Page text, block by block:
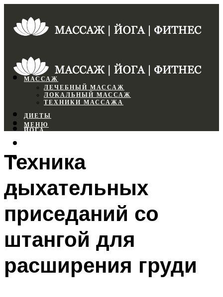
МАССАЖ
ЛЕЧЕБНЫЙ МАССАЖ
ЛОКАЛЬНЫЙ МАССАЖ
ТЕХНИКИ МАССАЖА
ДИЕТЫ
ЙОГА
ФИТНЕС
МЕНЮ
МЕНЮ
Техника
дыхательных
приседаний со
штангой для
расширения груди